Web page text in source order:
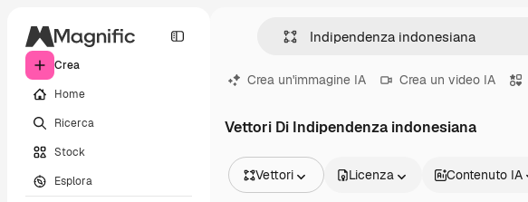
Crea
Home
Ricerca
Stock
Esplora
Crea un'immagine IA Crea un video IA
Vettori Di Indipendenza indonesiana
Vettori Licenza Contenuto IA